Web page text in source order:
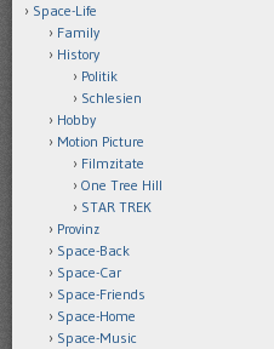
Space-Life
Family
History
Politik
Schlesien
Hobby
Motion Picture
Filmzitate
One Tree Hill
STAR TREK
Provinz
Space-Back
Space-Car
Space-Friends
Space-Home
Space-Music